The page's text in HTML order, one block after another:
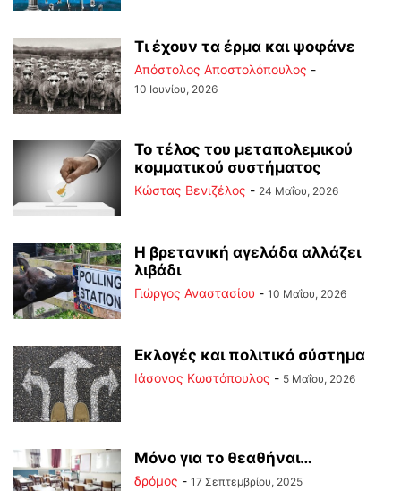
Τι έχουν τα έρμα και ψοφάνε
Απόστολος Αποστολόπουλος -
10 Ιουνίου, 2026
Το τέλος του μεταπολεμικού
κομματικού συστήματος
Κώστας Βενιζέλος - 24 Μαΐου, 2026
Η βρετανική αγελάδα αλλάζει
λιβάδι
Γιώργος Αναστασίου - 10 Μαΐου, 2026
Εκλογές και πολιτικό σύστημα
Ιάσονας Κωστόπουλος - 5 Μαΐου, 2026
Μόνο για το θεαθήναι…
δρόμος - 17 Σεπτεμβρίου, 2025